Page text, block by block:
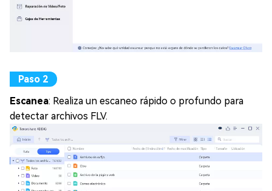
Escanea: Realiza un escaneo rápido o profundo para
detectar archivos FLV.